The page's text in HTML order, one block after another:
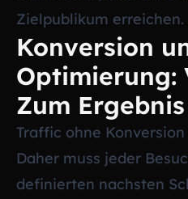
Zielpublikum erreichen.
Konversion
Optimierung:
Zum Ergebnis
Traffic ohne
Daher muss jeder
definierten nachsten